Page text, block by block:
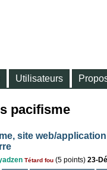
Utilisateurs
pacifisme
site web/
Tétard fou (5 points) 23-